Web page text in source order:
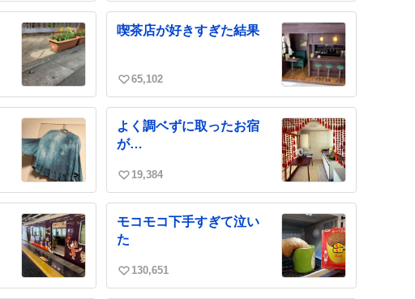
ね
数
喫茶店が好きすぎた結果
い
ね
数
65,102
よく調ベずに取ったお宿
が…
い
数
19,384
モコモコ下手すぎて泣い
た
い
130,651